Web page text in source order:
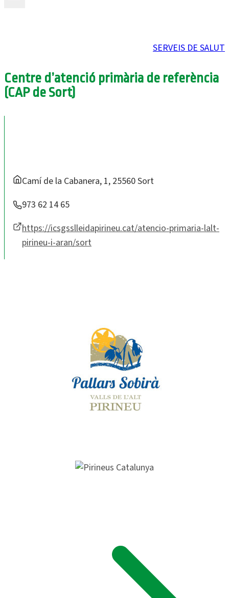
SERVEIS DE SALUT
Centre d’atenció primària de referència
(CAP de Sort)
Camí de la Cabanera, 1, 25560 Sort
973 62 14 65
https://icsgsslleidapirineu.cat/atencio-primaria-lalt-
pirineu-i-aran/sort